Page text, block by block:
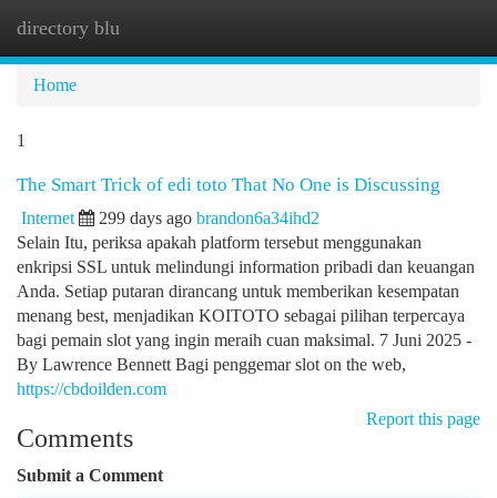
directory blu
Home
1
The Smart Trick of edi toto That No One is Discussing
Internet 299 days ago brandon6a34ihd2
Selain Itu, periksa apakah platform tersebut menggunakan
enkripsi SSL untuk melindungi information pribadi dan keuangan
Anda. Setiap putaran dirancang untuk memberikan kesempatan
menang best, menjadikan KOITOTO sebagai pilihan terpercaya
bagi pemain slot yang ingin meraih cuan maksimal. 7 Juni 2025 -
By Lawrence Bennett Bagi penggemar slot on the web,
https://cbdoilden.com
Report this page
Comments
Submit a Comment